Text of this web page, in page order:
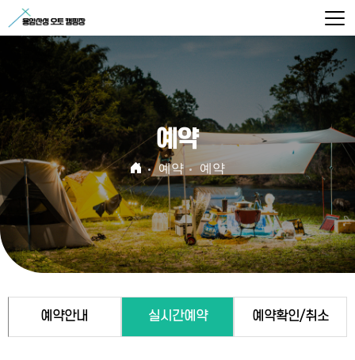
예약
예약 예약
예약안내 실시간예약 예약확인/취소